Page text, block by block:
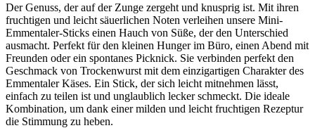
Der Genuss, der auf der Zunge zergeht und knusprig ist. Mit ihren
fruchtigen und leicht säuerlichen Noten verleihen unsere Mini-
Emmentaler-Sticks einen Hauch von Süße, der den Unterschied
ausmacht. Perfekt für den kleinen Hunger im Büro, einen Abend mit
Freunden oder ein spontanes Picknick. Sie verbinden perfekt den
Geschmack von Trockenwurst mit dem einzigartigen Charakter des
Emmentaler Käses. Ein Stick, der sich leicht mitnehmen lässt,
einfach zu teilen ist und unglaublich lecker schmeckt. Die ideale
Kombination, um dank einer milden und leicht fruchtigen Rezeptur
die Stimmung zu heben.